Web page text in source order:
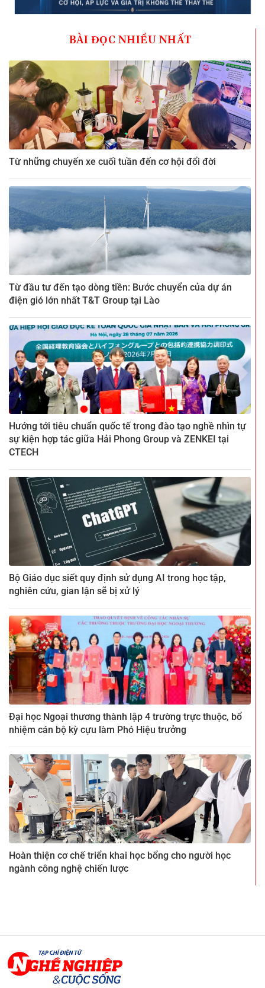
BÀI ĐỌC NHIỀU NHẤT
Từ những chuyến xe cuối tuần đến cơ hội đổi đời
Từ đầu tư đến tạo dòng tiền: Bước chuyển của dự án
điện gió lớn nhất T&T Group tại Lào
Hướng tới tiêu chuẩn quốc tế trong đào tạo nghề nhìn tự
sự kiện hợp tác giữa Hải Phong Group và ZENKEI tại
CTECH
Bộ Giáo dục siết quy định sử dụng AI trong học tập,
nghiên cứu, gian lận sẽ bị xử lý
Đại học Ngoại thương thành lập 4 trường trực thuộc, bổ
nhiệm cán bộ kỳ cựu làm Phó Hiệu trưởng
Hoàn thiện cơ chế triển khai học bổng cho người học
ngành công nghệ chiến lược